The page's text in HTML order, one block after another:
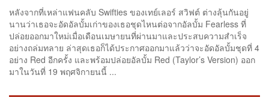
หลังจากที่เหล่าแฟนคลับ Swifties ของเทย์เลอร์ สวิฟต์ ต่างลุ้นกันอยู่
นานว่าเธอจะอัดอัลบั้มเก่าของเธอชุดไหนต่อจากอัลบั้ม Fearless ที่
ปล่อยออกมาใหม่เมื่อเดือนเมษายนที่ผ่านมาและประสบความสำเร็จ
อย่างถล่มทลาย ล่าสุดเธอก็ได้ประกาศออกมาแล้วว่าจะอัดอัลบั้มชุดที่ 4
อย่าง Red อีกครั้ง และพร้อมปล่อยอัลบั้ม Red (Taylor’s Version) ออก
มาในวันที่ 19 พฤศจิกายนนี้ ...